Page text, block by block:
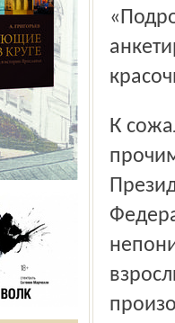
К сожалению, информационная кампания, между